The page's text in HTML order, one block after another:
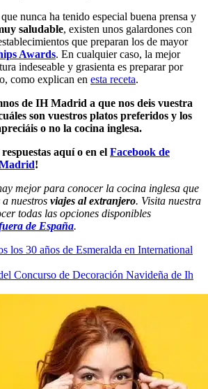
nunca ha tenido especial buena prensa y
saludable, existen unos galardones con
que preparan los de mayor
Awards. En cualquier caso, la mejor
indeseable y grasienta es preparar por
como explican en esta receta.
de IH Madrid a que nos deis vuestra
son vuestros platos preferidos y los
o no la cocina inglesa.
aquí o en el Facebook de
!
mejor para conocer la cocina inglesa que
nuestros viajes al extranjero. Visita nuestra
todas las opciones disponibles
de España.
los 30 años de Esmeralda en International
Concurso de Decoración Navideña de Ih